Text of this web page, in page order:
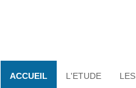
ACCUEIL L'ETUDE